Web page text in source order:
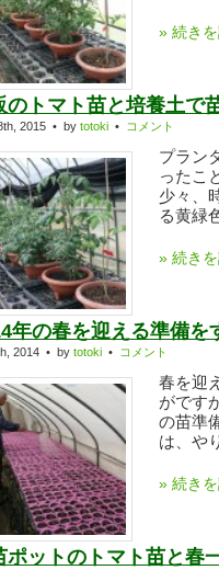
» 続き
のトマト苗と培養土で
2015 • by totoki • コメント
プラン
ったこ
少々、
る黄緑
» 続き
年の春を迎える準備を
2014 • by totoki • コメント
春を迎
がです
の苗準
は、や
» 続き
ポットのトマト苗と春